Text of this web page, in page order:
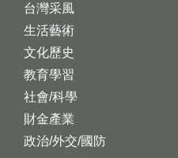
台灣采風
生活藝術
文化歷史
教育學習
社會/科學
財金產業
政治/外交/國防